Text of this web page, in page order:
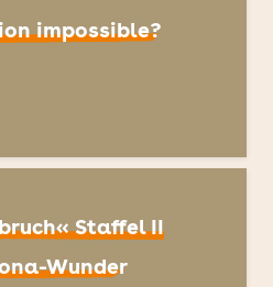
impossible?
Staffel II
Wunder